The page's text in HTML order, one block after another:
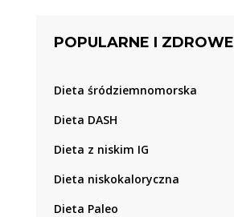
POPULARNE I ZDROWE
Dieta śródziemnomorska
Dieta DASH
Dieta z niskim IG
Dieta niskokaloryczna
Dieta Paleo